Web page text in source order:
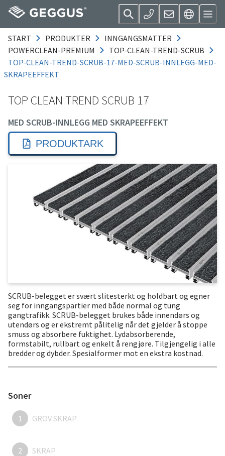
START PRODUKTER
INNGANGSMATTER
POWERCLEAN-PREMIUM
TOP-CLEAN-TREND-SCRUB
TOP-CLEAN-TREND-SCRUB-17-MED-SCRUB-INNLEGG-MED-
SKRAPEEFFEKT
TOP CLEAN TREND SCRUB 17
MED SCRUB-INNLEGG MED SKRAPEEFFEKT
PRODUKTARK
SCRUB-belegget er svært slitesterkt og holdbart og egner
seg for inngangspartier med både normal og tung
gangtrafikk. SCRUB-belegget brukes både innendørs og
utendørs og er ekstremt pålitelig når det gjelder å stoppe
smuss og absorbere fuktighet. Lydabsorberende,
formstabilt, rullbart og enkelt å rengjøre. Tilgjengelig i alle
bredder og dybder. Spesialformer mot en ekstra kostnad.
Soner
1 GROV SKRAP
2 SKRAP